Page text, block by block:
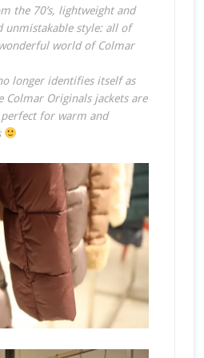
the 70’s, lightweight and
unmistakable style: all of
world of Colmar
longer identifies itself as
Colmar Originals jackets are
for warm and